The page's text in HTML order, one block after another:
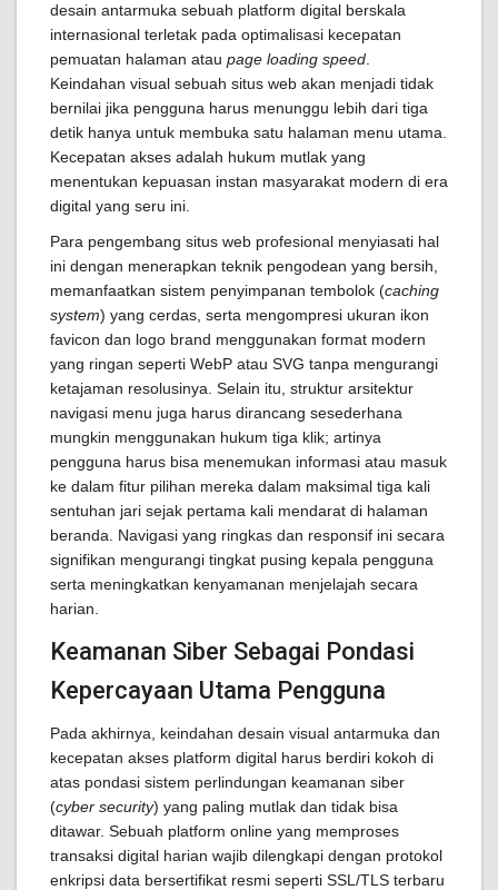
desain antarmuka sebuah platform digital berskala
internasional terletak pada optimalisasi kecepatan
pemuatan halaman atau page loading speed
Keindahan visual sebuah situs web akan menjadi tidak
bernilai jika pengguna harus menunggu lebih dari tiga
detik hanya untuk membuka satu halaman menu utama.
Kecepatan akses adalah hukum mutlak yang
menentukan kepuasan instan masyarakat modern di era
digital yang seru ini.
Para pengembang situs web profesional menyiasati hal
ini dengan menerapkan teknik pengodean yang bersih,
memanfaatkan sistem penyimpanan tembolok (caching
system) yang cerdas, serta mengompresi ukuran ikon
favicon dan logo brand menggunakan format modern
yang ringan seperti WebP atau SVG tanpa mengurangi
ketajaman resolusinya. Selain itu, struktur arsitektur
navigasi menu juga harus dirancang sesederhana
mungkin menggunakan hukum tiga klik; artinya
pengguna harus bisa menemukan informasi atau masuk
ke dalam fitur pilihan mereka dalam maksimal tiga kali
sentuhan jari sejak pertama kali mendarat di halaman
beranda. Navigasi yang ringkas dan responsif ini secara
signifikan mengurangi tingkat pusing kepala pengguna
serta meningkatkan kenyamanan menjelajah secara
harian.
Keamanan Siber Sebagai Pondasi
Kepercayaan Utama Pengguna
Pada akhirnya, keindahan desain visual antarmuka dan
kecepatan akses platform digital harus berdiri kokoh di
atas pondasi sistem perlindungan keamanan siber
(cyber security) yang paling mutlak dan tidak bisa
ditawar. Sebuah platform online yang memproses
transaksi digital harian wajib dilengkapi dengan protokol
enkripsi data bersertifikat resmi seperti SSL/TLS terbaru